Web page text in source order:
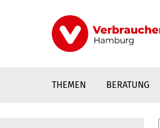
THEMEN BERATUNG